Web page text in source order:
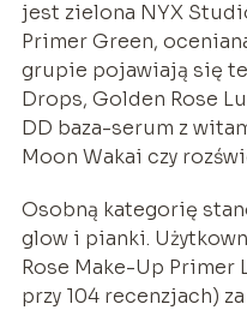
jest zielona NYX
Primer Green,
grupie pojawiają się
Drops, Golden Rose
DD baza-serum z
Moon Wakai czy
Osobną kategorię
glow i pianki.
Rose Make-Up Primer
przy 104 recenzjach)